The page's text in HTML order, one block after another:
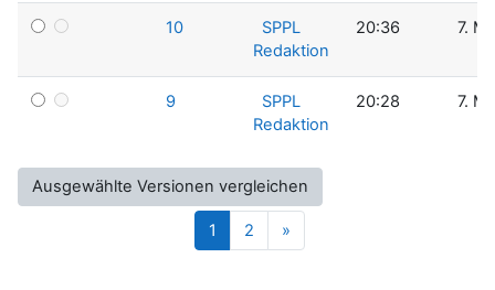
10
SPPL
Redaktion
20:36 7.
9
SPPL
Redaktion
20:28 7.
1 Seite 1
2Seite 2
»Nächste Seite